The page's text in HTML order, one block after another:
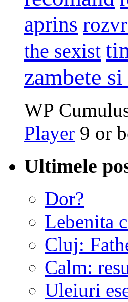
aprins
the sexist
zambete
WP
Player 9 or
Ultimele
Dor?
Lebenita
Cluj:
Calm:
Uleiuri